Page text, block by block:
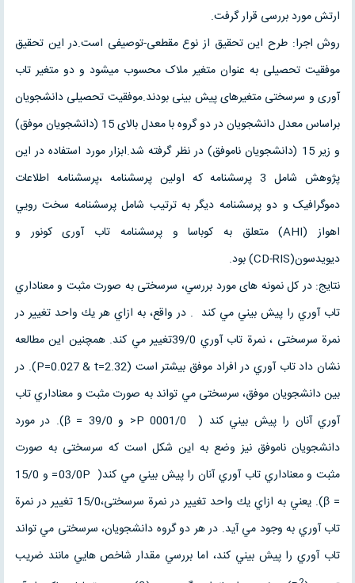
ارتش مورد بررسی قرار گرفت.
روش اجرا: طرح این تحقیق از نوع مقطعی-توصیفی است.در این تحقیق
موفقیت تحصیلی به عنوان متغیر ملاک محسوب میشود و دو متغیر تاب
آوری و سرسختی متغیرهای پیش بینی بودند.موفقیت تحصیلی دانشجویان
براساس معدل دانشجویان در دو گروه با معدل بالای 15 (دانشجویان موفق)
و زیر 15 (دانشجویان ناموفق) در نظر گرفته شد.ابزار مورد استفاده در این
پژوهش شامل 3 پرسشنامه که اولین پرسشنامه ،پرسشنامه اطلاعات
دموگرافیک و دو پرسشنامه دیگر به ترتیب شامل پرسشنامه سخت رويي
اهواز (AHI) متعلق به كوباسا و پرسشنامه تاب آوری کونور و
دیویدسون(CD-RIS) بود.
نتایج: در كل نمونه های مورد بررسي، سرسختی به صورت مثبت و معناداري
تاب آوري را پيش بيني مي كند . در واقع، به ازاي هر يك واحد تغيير در
نمرة سرسختی ، نمرة تاب آوري 39/0تغيير مي كند. همچنین این مطالعه
نشان داد تاب آوري در افراد موفق بيشتر است (P=0.027 & t=2.32). در
بين دانشجویان موفق، سرسختی مي تواند به صورت مثبت و معناداري تاب
آوري آنان را پيش بيني كند ( 0001/0 P< و 39/0 = β). در مورد
دانشجویان ناموفق نيز وضع به اين شكل است كه سرسختی به صورت
مثبت و معناداري تاب آوري آنان را پيش بيني مي كند( 03/0P= و 15/0
= β). يعني به ازاي يك واحد تغيير در نمرة سرسختی،15/0 تغيير در نمرة
تاب آوري به وجود مي آيد. در هر دو گروه دانشجویان، سرسختی مي تواند
تاب آوري را پيش بيني كند، اما بررسي مقدار شاخص هايي مانند ضريب